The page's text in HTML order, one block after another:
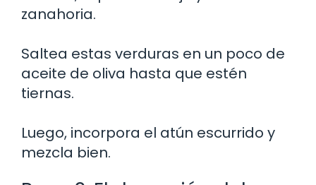
zanahoria.
Saltea estas verduras en un poco de
aceite de oliva hasta que estén
tiernas.
Luego, incorpora el atún escurrido y
mezcla bien.